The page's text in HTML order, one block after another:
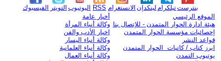
الفيسبوك التويتر اليوتيوب RSS الانستغرام لينكدإن تيلكرامبنترست
الموقع الرئيسي
هيئة ادارة الحوار المتمدن - للإتصال بنا
إحصائيات مؤسسة الحوار المتمدن
قواعد النشر
ابرز كتاب / كاتبات الحوار المتمدن
يوتيوب التمدن
أخبار عامة
وكالة أنباء المرأة
اخبار الأدب والفن
وكالة أنباء اليسار
وكالة أنباء العلمانية
وكالة أنباء العمال